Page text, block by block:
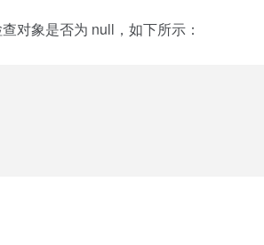
对象是否为 null，如下所示：